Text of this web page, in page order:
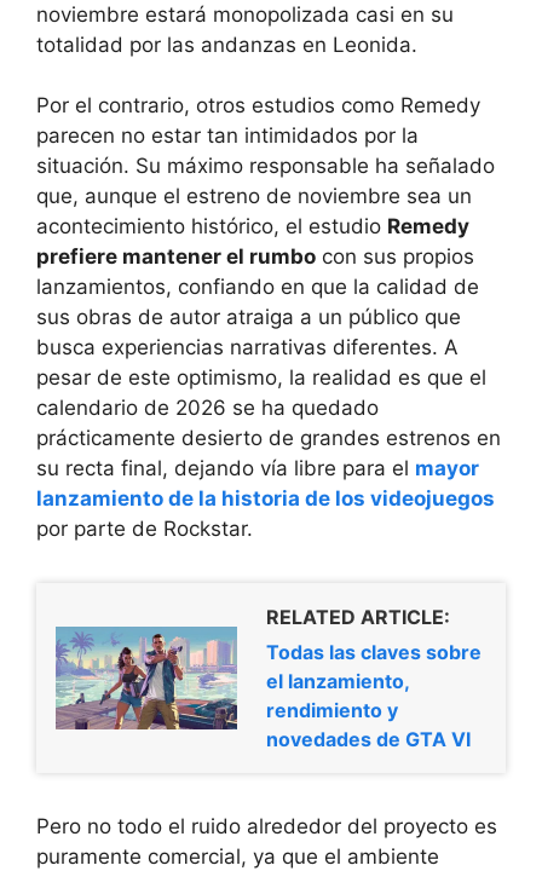
noviembre estará monopolizada casi en su
totalidad por las andanzas en Leonida.
Por el contrario, otros estudios como Remedy
parecen no estar tan intimidados por la
situación. Su máximo responsable ha señalado
que, aunque el estreno de noviembre sea un
acontecimiento histórico, el estudio Remedy
prefiere mantener el rumbo con sus propios
lanzamientos, confiando en que la calidad de
sus obras de autor atraiga a un público que
busca experiencias narrativas diferentes. A
pesar de este optimismo, la realidad es que el
calendario de 2026 se ha quedado
prácticamente desierto de grandes estrenos en
su recta final, dejando vía libre para el mayor
lanzamiento de la historia de los videojuegos
por parte de Rockstar.
RELATED ARTICLE:
Todas las claves sobre
el lanzamiento,
rendimiento y
novedades de GTA VI
Pero no todo el ruido alrededor del proyecto es
puramente comercial, ya que el ambiente